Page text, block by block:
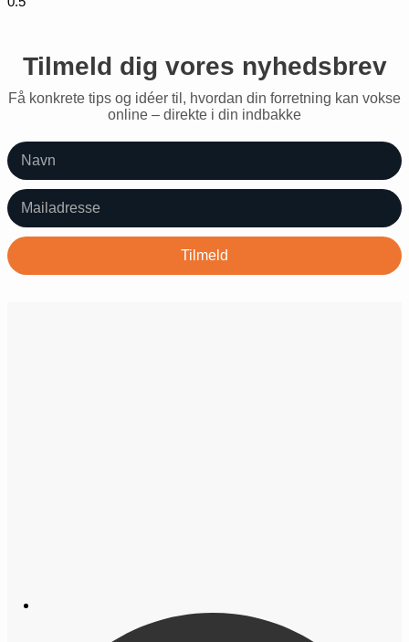
Tilmeld dig vores nyhedsbrev
Få konkrete tips og idéer til, hvordan din forretning kan vokse
online – direkte i din indbakke